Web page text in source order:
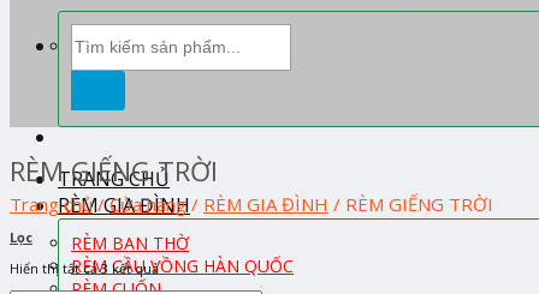
TRANG CHỦ
RÈM GIA ĐÌNH
RÈM BAN THỜ
RÈM CẦU VỒNG HÀN QUỐC
RÈM CUỐN
kiếm:
RÈM GIẾNG TRỜI
Trang chủ / Cửa hàng / RÈM GIA ĐÌNH / RÈM GIẾNG TRỜI
Lọc
Hiển thị tất cả 3 kết quả